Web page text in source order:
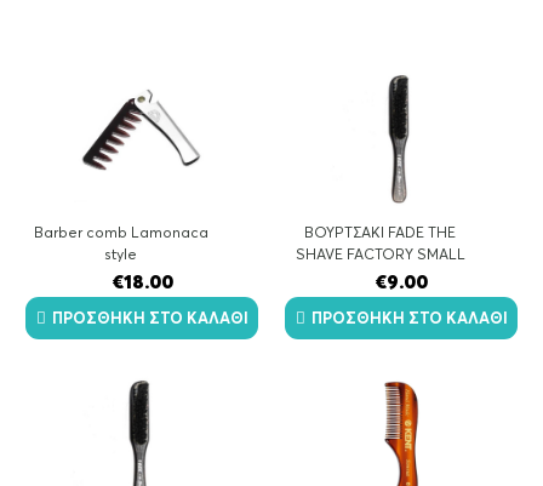
Barber comb Lamonaca
style
€18.00
ΠΡΟΣΘΉΚΗ ΣΤΟ ΚΑΛΆΘΙ
ΒΟΥΡΤΣΑΚΙ FADE THE
SHAVE FACTORY SMALL
€9.00
ΠΡΟΣΘΉΚΗ ΣΤΟ ΚΑΛΆΘΙ